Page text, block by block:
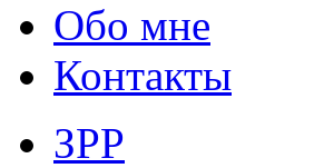
Обо мне
Контакты
ЗРР